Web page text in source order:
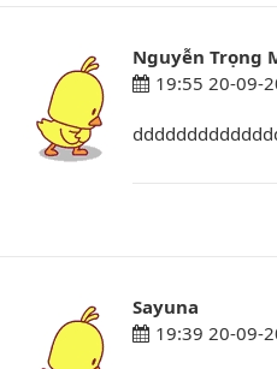
Nguyễn Trọng
19:55 20-09-
Sayuna
19:39 20-09-